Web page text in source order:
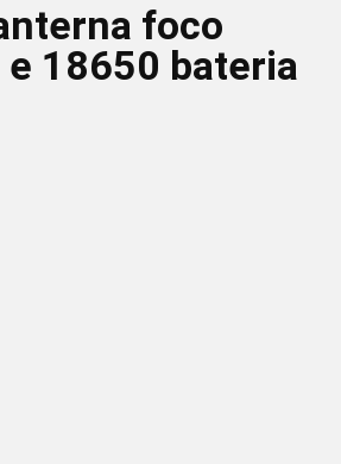
foco
18650 bateria